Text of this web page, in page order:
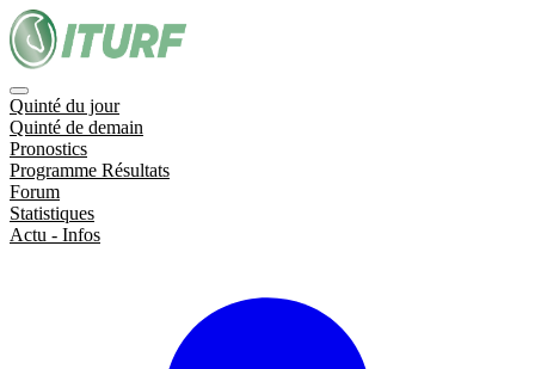
Quinté du jour
Quinté de demain
Pronostics
Programme Résultats
Forum
Statistiques
Actu - Infos